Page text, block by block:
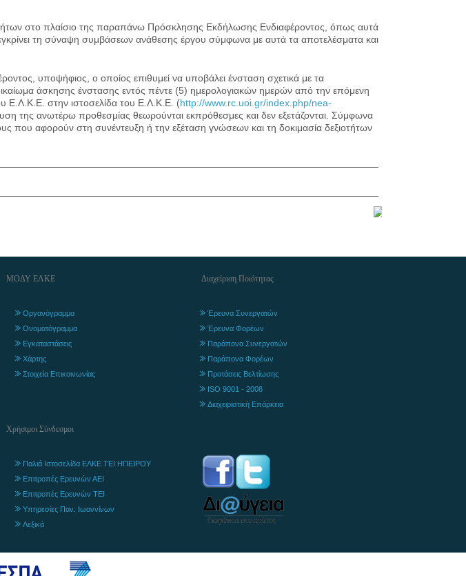
στο πλαίσιο της παραπάνω Πρόσκλησης Εκδήλωσης Ενδιαφέροντος, όπως αυτά
τη σύναψη συμβάσεων ανάθεσης έργου σύμφωνα με αυτά τα αποτελέσματα και
υποψήφιος, ο οποίος επιθυμεί να υποβάλει ένσταση σχετικά με τα
άσκησης ένστασης εντός πέντε (5) ημερολογιακών ημερών από την επόμενη
Ε.Λ.Κ.Ε. στην ιστοσελίδα του Ε.Λ.Κ.Ε. (http://www.rc.uoi.gr/index.php/nea-
της ανωτέρω προθεσμίας θεωρούνται εκπρόθεσμες και δεν εξετάζονται. Σύμφωνα
που αφορούν στη συνέντευξη ή την εξέταση γνώσεων και τη δοκιμασία δεξιοτήτων
ΜΟΔΥ ΕΛΚΕ
Οργανόγραμμα
Ονοματόγραμμα
Εγκαταστάσεις
Χάρτης
Στοιχεία Επικοινωνίας
Χρήσιμοι Σύνδεσμοι
Παλιά Ιστοσελίδα ΕΛΚΕ ΤΕΙ ΗΠΕΙΡΟΥ
Επιτροπές Ερευνών ΑΕΙ
Επιτροπές Ερευνών ΤΕΙ
Υπηρεσίες Παν. Ιωαννίνων
Λεξικά
Διαχείριση Ποιότητας
Έρευνα Συνεργατών
Έρευνα Φορέων
Παράπονα Συνεργατών
Παράπονα Φορέων
Προτάσεις Βελτίωσης
ISO 9001 - 2008
Διαχειριστική Επάρκεια